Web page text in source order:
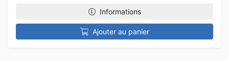
Informations
Ajouter au panier